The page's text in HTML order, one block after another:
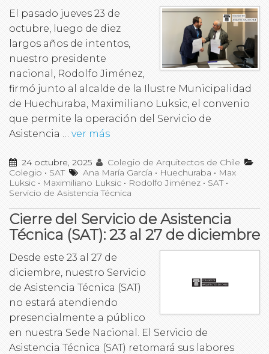
El pasado jueves 23 de
octubre, luego de diez
largos años de intentos,
nuestro presidente
nacional, Rodolfo Jiménez,
firmó junto al alcalde de la Ilustre Municipalidad
de Huechuraba, Maximiliano Luksic, el convenio
que permite la operación del Servicio de
Asistencia … ver más
24 octubre, 2025
Colegio de Arquitectos de Chile
Colegio • SAT Ana María García • Huechuraba • Max
Luksic • Maximiliano Luksic • Rodolfo Jiménez • SAT•
Servicio de Asistencia Técnica
Cierre del Servicio de Asistencia
Técnica (SAT): 23 al 27 de diciembre
Desde este 23 al 27 de
diciembre, nuestro Servicio
de Asistencia Técnica (SAT)
no estará atendiendo
presencialmente a público
en nuestra Sede Nacional. El Servicio de
Asistencia Técnica (SAT) retomará sus labores